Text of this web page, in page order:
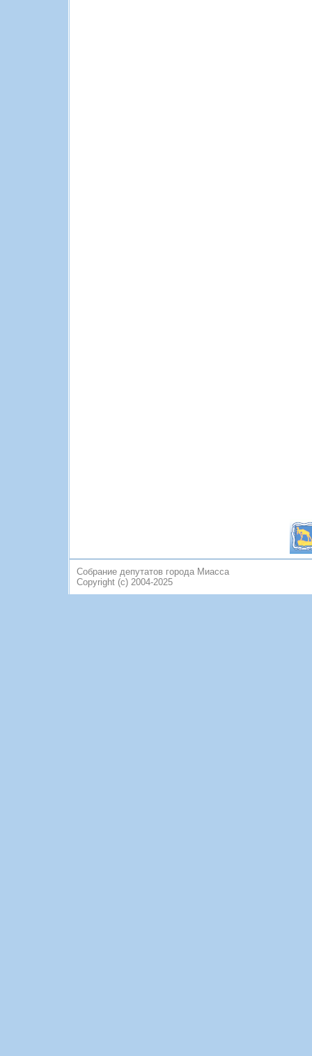
Собрание депутатов города Миасса
Copyright (c) 2004-2025